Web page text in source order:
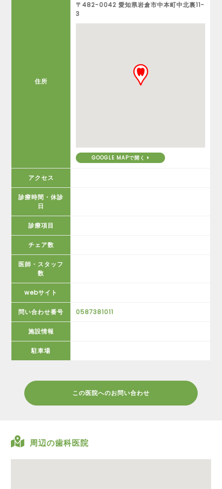
住所
〒482-0042 愛知県岩倉市中本町中北裏11-
3
GOOGLE MAPで開く
アクセス
診療時間・休診
日
診療項目
チェア数
医師・スタッフ
数
webサイト
問い合わせ番号 0587381011
施設情報
駐車場
この医院へのお問い合わせ
周辺の歯科医院